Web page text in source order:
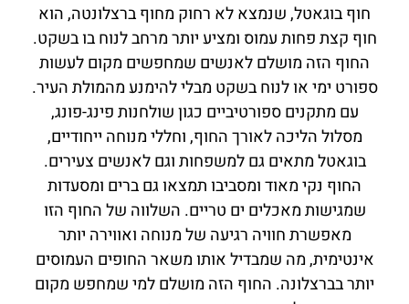
חוף בוגאטל, שנמצא לא רחוק מחוף ברצלונטה, הוא
חוף קצת פחות עמוס ומציע יותר מרחב לנוח בו בשקט.
החוף הזה מושלם לאנשים שמחפשים מקום לעשות
ספורט ימי או לנוח בשקט מבלי להימנע מהמולת העיר.
עם מתקנים ספורטיביים כגון שולחנות פינג-פונג,
מסלול הליכה לאורך החוף, וחללי מנוחה ייחודיים,
בוגאטל מתאים גם למשפחות וגם לאנשים צעירים.
החוף נקי מאוד ומסביבו תמצאו גם ברים ומסעדות
שמגישות מאכלים ים טריים. השלווה של החוף הזו
מאפשרת חוויה רגיעה של מנוחה ואווירה יותר
אינטימית, מה שמבדיל אותו משאר החופים העמוסים
יותר בברצלונה. החוף הזה מושלם למי שמחפש מקום